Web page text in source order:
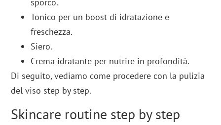
Tonico per un boost di idratazione e
freschezza.
Siero.
Crema idratante per nutrire in profondità.
Di seguito, vediamo come procedere con la pulizia
del viso step by step.
Skincare routine step by step